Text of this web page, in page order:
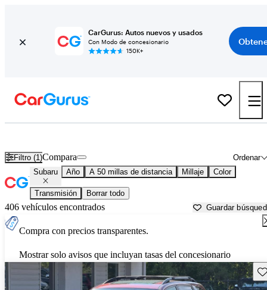
CarGurus: Autos nuevos y usados
Con Modo de concesionario
150K+
Filtro (1) Ordenar
Compara
Subaru Año A 50 millas de distancia Millaje Color
Transmisión Borrar todo
406 vehículos encontrados Guardar
Compra con precios transparentes.
Mostrar solo avisos que incluyan tasas del concesionario